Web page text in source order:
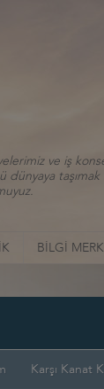
ve iş
BİLGİ
Karşı Kanat